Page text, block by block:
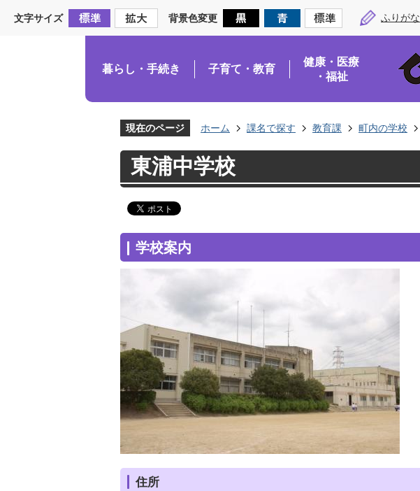
文字サイズ 背景色変更 ふりがな
暮らし・手続き 子育て・教育
健康・医療
・福祉
現在のページ ホーム 課名で探す 教育課 町内の学校
東浦中学校
学校案内
住所